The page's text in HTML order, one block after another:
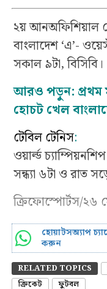
২য় আনঅফিশিয়াল
বাংলাদেশ ‘এ’-
সকাল ৯টা, বিসিবি।
আরও পড়ুন: প্রথম
হোচট খেল
টেবিল টেনিস:
ওয়ার্ল্ড চ্যাম্পিয়নশিপ
সন্ধ্যা ৬টা ও রাত
ক্রিফোস্পোর্টস/২৬
হোয়াটসঅ্যাপ
করুন
RELATED TOPICS
ক্রিকেট
ফুটবল